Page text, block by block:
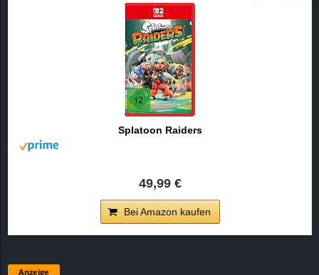
Splatoon Raiders
49,99 €
Bei Amazon kaufen
Anzeige